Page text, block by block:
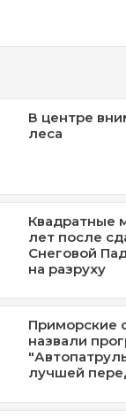
В центре
леса
Квадратные
лет после
Снеговой
на разруху
Приморские
назвали
лучшей